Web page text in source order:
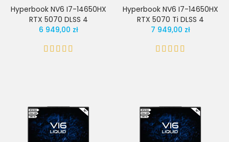
Hyperbook NV6 I7-14650HX
RTX 5070 DLSS 4
6 949,00 zł
Hyperbook NV6 I7-14650HX
RTX 5070 Ti DLSS 4
7 949,00 zł